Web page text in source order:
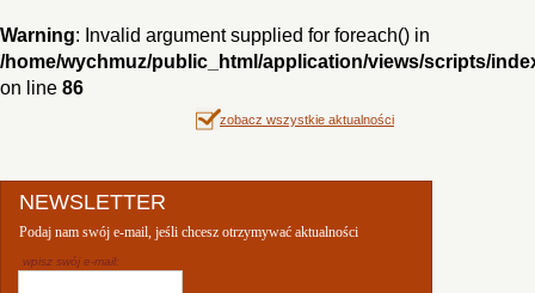
Warning: Invalid argument supplied for foreach() in
/home/wychmuz/public_html/application/views/scripts/
on line 86
zobacz wszystkie aktualności
NEWSLETTER
Podaj nam swój e-mail, jeśli chcesz otrzymywać aktualności
wpisz swój e-mail: